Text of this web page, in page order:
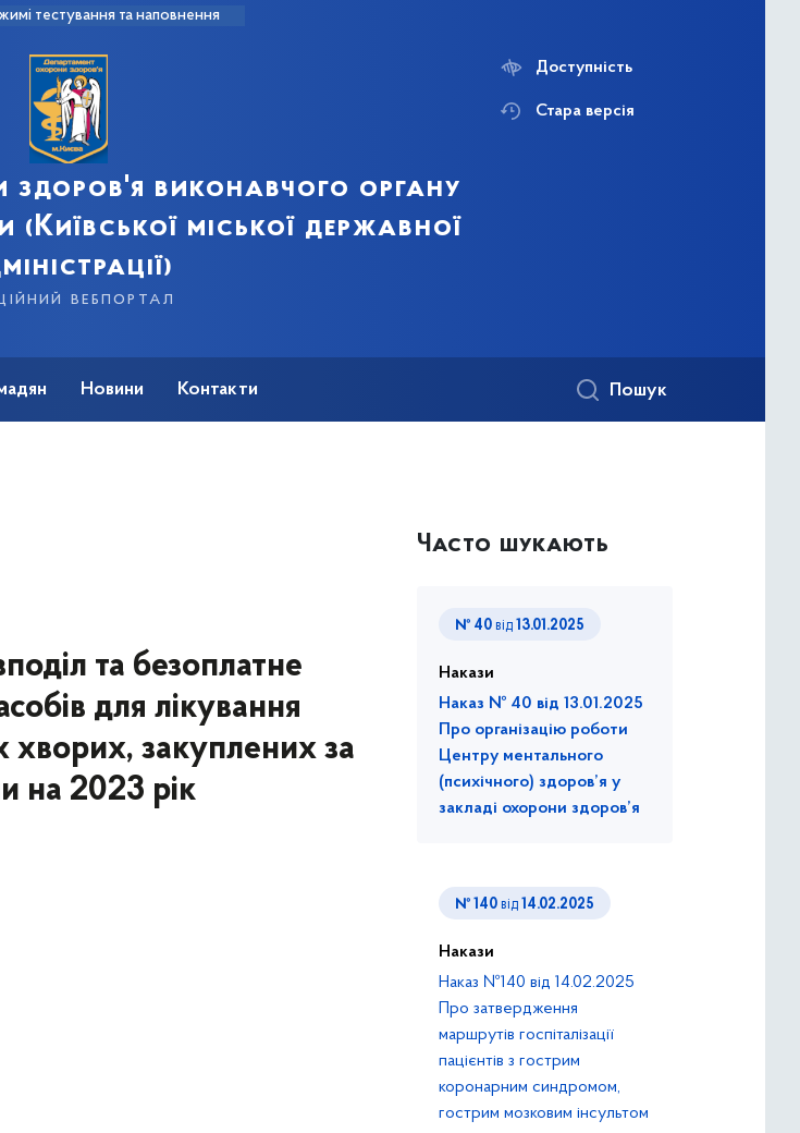
тестування та наповнення
виконавчого органу
(Київської міської державної
вебпортал
Доступність
Стара версія
Новини Контакти Пошук
та безоплатне
для лікування
хворих, закуплених за
на 2023 рік
Часто шукають
№ 40 від 13.01.2025
Накази
Наказ № 40 від 13.01.2025
Про організацію роботи
Центру ментального
(психічного) здоров’я у
закладі охорони здоров’я
№ 140 від 14.02.2025
Накази
Наказ №140 від 14.02.2025
Про затвердження
маршрутів госпіталізації
пацієнтів з гострим
коронарним синдромом,
гострим мозковим інсультом